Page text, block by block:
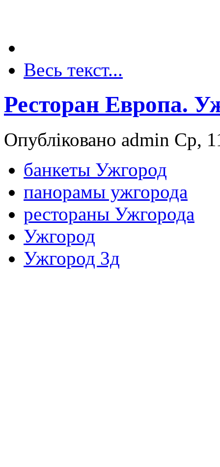
Весь текст...
Ресторан Европа.
Опубліковано admin Ср,
банкеты Ужгород
панорамы ужгорода
рестораны Ужгорода
Ужгород
Ужгород 3д